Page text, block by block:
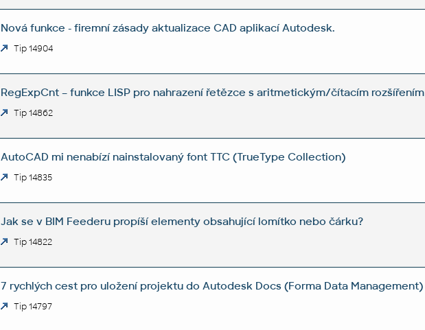
Nová funkce - firemní zásady aktualizace CAD aplikací Autodesk.
Tip 14904
RegExpCnt – funkce LISP pro nahrazení řetězce s aritmetickým/čítacím rozšířením
Tip 14862
AutoCAD mi nenabízí nainstalovaný font TTC (TrueType Collection)
Tip 14835
Jak se v BIM Feederu propíší elementy obsahující lomítko nebo čárku?
Tip 14822
7 rychlých cest pro uložení projektu do Autodesk Docs (Forma Data Management)
Tip 14797